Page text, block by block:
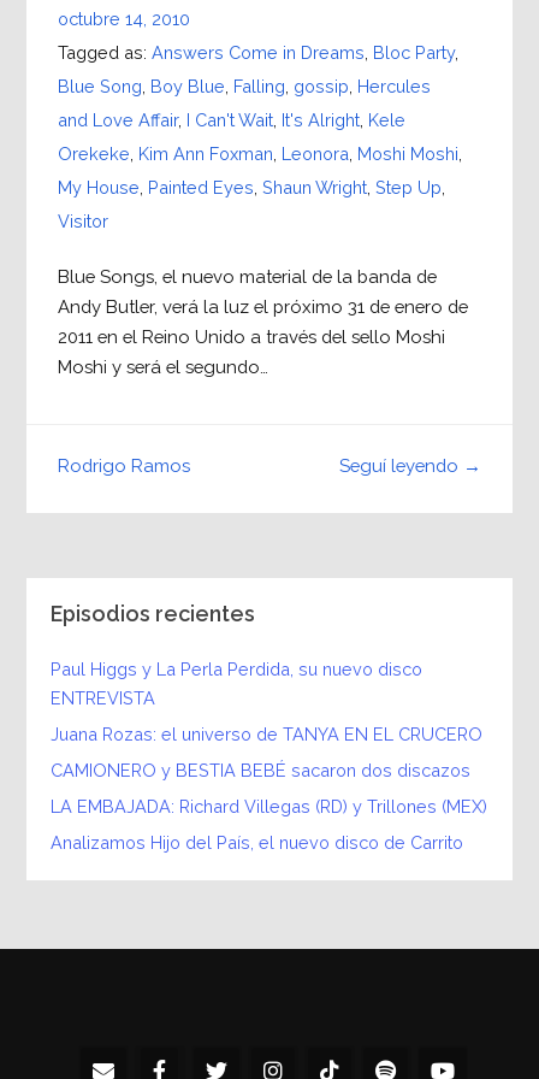
octubre 14, 2010
Tagged as: Answers Come in Dreams Bloc Party,
Blue Song Boy Blue Falling gossip Hercules
and Love Affair, I Can't Wait, It's Alright, Kele
Orekeke Kim Ann Foxman Leonora Moshi Moshi
My House Painted Eyes Shaun Wright, Step Up
Visitor
Blue Songs, el nuevo material de la banda de
Andy Butler, verá la luz el próximo 31 de enero de
2011 en el Reino Unido a través del sello Moshi
Moshi y será el segundo…
Seguí leyendo →
Rodrigo Ramos
Episodios recientes
Paul Higgs y La Perla Perdida, su nuevo disco
ENTREVISTA
Juana Rozas: el universo de TANYA EN EL CRUCERO
CAMIONERO y BESTIA BEBÉ sacaron dos discazos
LA EMBAJADA: Richard Villegas (RD) y Trillones (MEX)
Analizamos Hijo del País, el nuevo disco de Carrito